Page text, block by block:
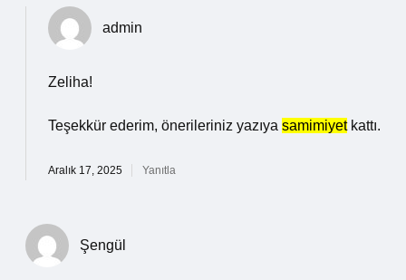
admin
Zeliha!
Teşekkür ederim, önerileriniz yazıya samimiyetkattı.
Aralık 17, 2025 Yanıtla
Şengül